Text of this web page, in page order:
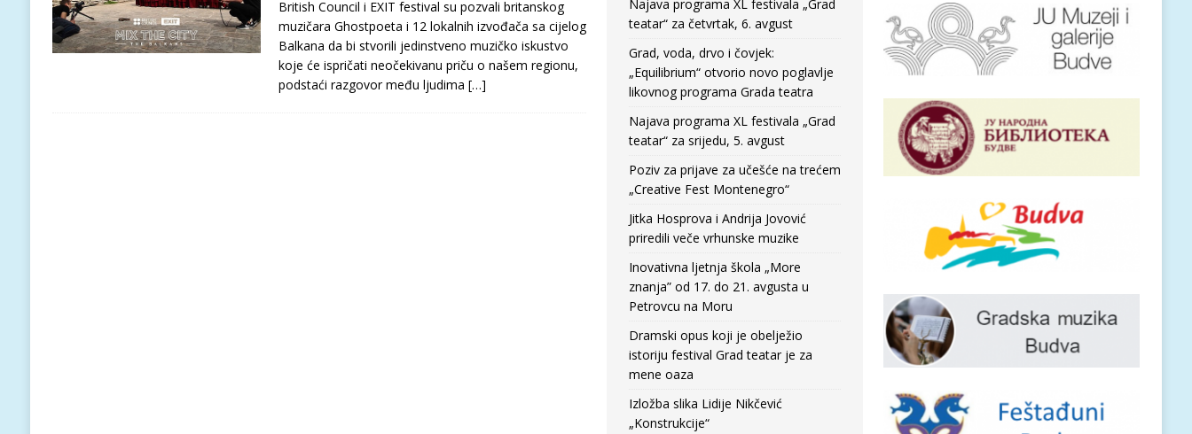
British Council i EXIT festival su pozvali britanskog
muzičara Ghostpoeta i 12 lokalnih izvođača sa cijelog
Balkana da bi stvorili jedinstveno muzičko iskustvo
koje će ispričati neočekivanu priču o našem regionu,
podstaći razgovor među ljudima […]
Najava programa XL festivala „Grad
teatar“ za četvrtak, 6. avgust
Grad, voda, drvo i čovjek:
„Equilibrium“ otvorio novo poglavlje
likovnog programa Grada teatra
Najava programa XL festivala „Grad
teatar“ za srijedu, 5. avgust
Poziv za prijave za učešće na trećem
„Creative Fest Montenegro“
Jitka Hosprova i Andrija Jovović
priredili veče vrhunske muzike
Inovativna ljetnja škola „More
znanja” od 17. do 21. avgusta u
Petrovcu na Moru
Dramski opus koji je obelježio
istoriju festival Grad teatar je za
mene oaza
Izložba slika Lidije Nikčević
„Konstrukcije“